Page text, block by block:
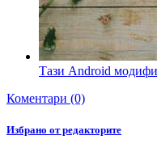
Тази Android
Коментари (0)
Избрано от редакторите